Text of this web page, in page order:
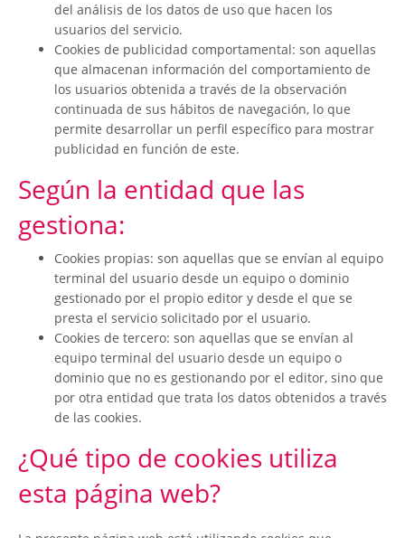
del análisis de los datos de uso que hacen los
usuarios del servicio.
Cookies de publicidad comportamental: son aquellas
que almacenan información del comportamiento de
los usuarios obtenida a través de la observación
continuada de sus hábitos de navegación, lo que
permite desarrollar un perfil específico para mostrar
publicidad en función de este.
Según la entidad que las
gestiona:
Cookies propias: son aquellas que se envían al equipo
terminal del usuario desde un equipo o dominio
gestionado por el propio editor y desde el que se
presta el servicio solicitado por el usuario.
Cookies de tercero: son aquellas que se envían al
equipo terminal del usuario desde un equipo o
dominio que no es gestionando por el editor, sino que
por otra entidad que trata los datos obtenidos a través
de las cookies.
¿Qué tipo de cookies utiliza
esta página web?